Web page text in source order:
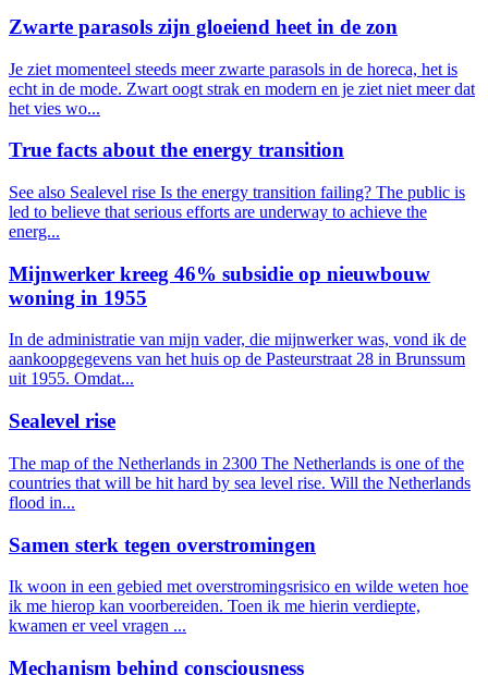
Zwarte parasols zijn gloeiend heet in de zon
Je ziet momenteel steeds meer zwarte parasols in de horeca, het is
echt in de mode. Zwart oogt strak en modern en je ziet niet meer dat
het vies wo...
True facts about the energy transition
See also Sealevel rise Is the energy transition failing? The public is
led to believe that serious efforts are underway to achieve the
energ...
Mijnwerker kreeg 46% subsidie op nieuwbouw
woning in 1955
In de administratie van mijn vader, die mijnwerker was, vond ik de
aankoopgegevens van het huis op de Pasteurstraat 28 in Brunssum
uit 1955. Omdat...
Sealevel rise
The map of the Netherlands in 2300 The Netherlands is one of the
countries that will be hit hard by sea level rise. Will the Netherlands
flood in...
Samen sterk tegen overstromingen
Ik woon in een gebied met overstromingsrisico en wilde weten hoe
ik me hierop kan voorbereiden. Toen ik me hierin verdiepte,
kwamen er veel vragen ...
Mechanism behind consciousness